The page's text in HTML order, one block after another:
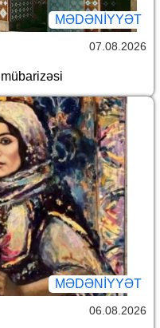
MƏDƏNIYYƏT
07.08.2026
MƏDƏNIYYƏT
06.08.2026